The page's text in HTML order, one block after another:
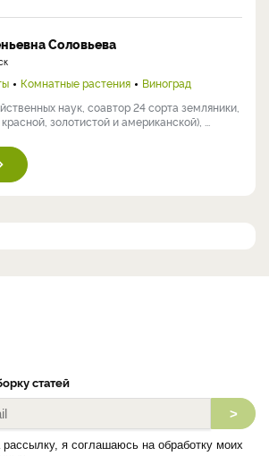
Соловьева
Комнатные растения
Виноград
наук, соавтор 24 сорта земляники,
золотистой и американской), ...
статей
>
я соглашаюсь на обработку моих